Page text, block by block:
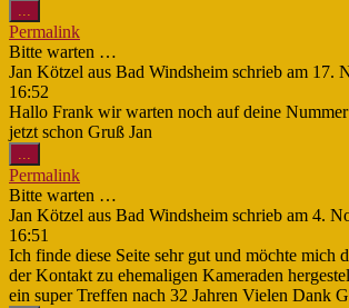
...
Metabox
ein-/ausblenden.
Permalink
Bitte warten …
Jan Kötzel aus Bad Windsheim schrieb am 17.
16:52
Hallo Frank wir warten noch auf deine
jetzt schon Gruß Jan
...
Metabox
ein-/ausblenden.
Permalink
Bitte warten …
Jan Kötzel aus Bad Windsheim schrieb am 4.
16:51
Ich finde diese Seite sehr gut und möchte mich
der Kontakt zu ehemaligen Kameraden
ein super Treffen nach 32 Jahren Vielen Dank